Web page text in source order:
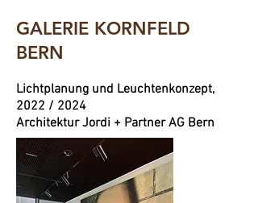
GALERIE KORNFELD
BERN
Lichtplanung und Leuchtenkonzept,
2022 / 2024
Architektur Jordi + Partner AG Bern